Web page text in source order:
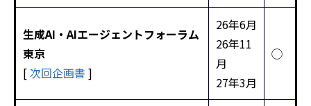
生成AI・AIエージェントフォーラム
東京
[次回企画書 ]
26年6月
26年11
月
27年3月
◯